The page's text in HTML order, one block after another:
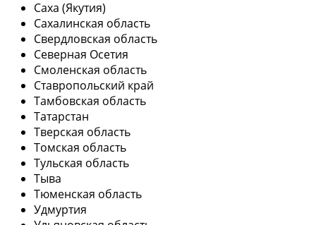
Саха (Якутия)
Сахалинская область
Свердловская область
Северная Осетия
Смоленская область
Ставропольский край
Тамбовская область
Татарстан
Тверская область
Томская область
Тульская область
Тыва
Тюменская область
Удмуртия